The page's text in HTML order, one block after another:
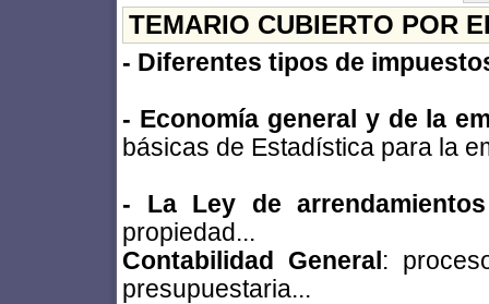
TEMARIO CUBIERTO POR
- Diferentes tipos de
- Economía general y de la
básicas de Estadística para la
- La Ley de
propiedad...
Contabilidad General :
presupuestaria...